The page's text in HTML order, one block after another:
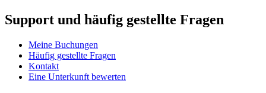
Support und häufig gestellte Fragen
Meine Buchungen
Häufig gestellte Fragen
Kontakt
Eine Unterkunft bewerten